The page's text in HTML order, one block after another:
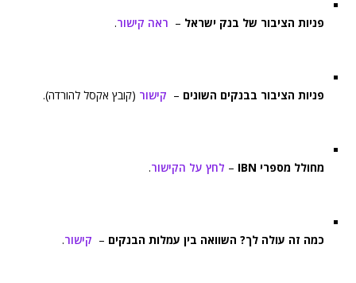
פניות הציבור של בנק ישראל – ראה קישור.
פניות הציבור בבנקים השונים – קישור (קובץ אקסל להורדה).
מחולל מספרי IBN – לחץ על הקישור.
כמה זה עולה לך? השוואה בין עמלות הבנקים – קישור.